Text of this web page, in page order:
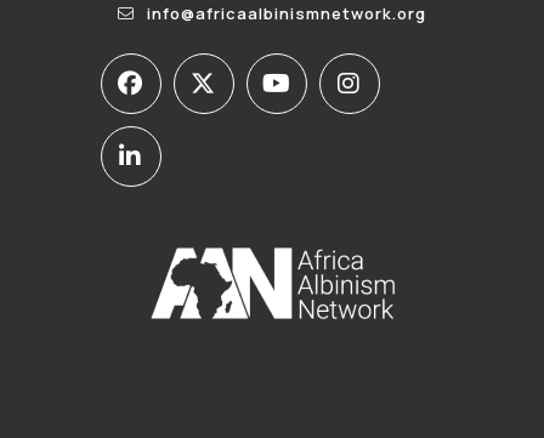
info@africaalbinismnetwork.org